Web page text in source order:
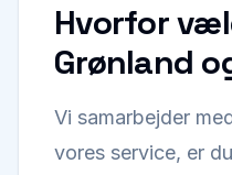
Hvorfor
Grønland
Vi samarbejder
vores service, er